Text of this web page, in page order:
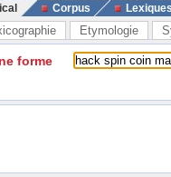
Corpus
Etymologie
forme